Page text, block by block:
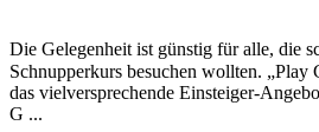
Die Gelegenheit ist günstig für alle, die
Schnupperkurs besuchen wollten. „Play
das vielversprechende Einsteiger-
G ...